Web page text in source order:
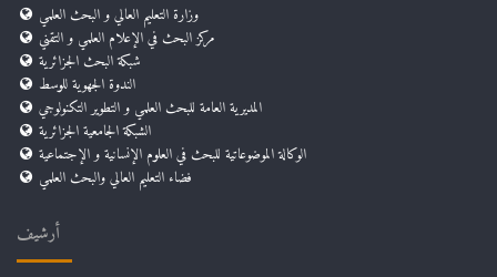
وزارة التعليم العالي و البحث العلمي
مركز البحث في الإعلام العلمي و التقني
شبكة البحث الجزائرية
الندوة الجهوية للوسط
المديرية العامة للبحث العلمي و التطوير التكنولوجي
الشبكة الجامعية الجزائرية
الوكالة الموضوعاتية للبحث في العلوم الإنسانية و الإجتماعية
فضاء التعليم العالي والبحث العلمي
أرشيف